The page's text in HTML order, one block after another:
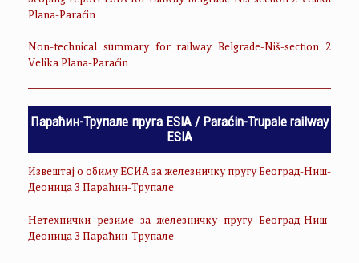
Plana-Paraćin
Non-technical summary for railway Belgrade-Niš-section 2
Velika Plana-Paraćin
Параћин-Трупале пруга ESIA / Paraćin-Trupale railway
ESIA
Извештај о обиму ЕСИА за железничку пругу Београд-Ниш-
Деоница 3 Параћин-Трупале
Нетехнички резиме за железничку пругу Београд-Ниш-
Деоница 3 Параћин-Трупале